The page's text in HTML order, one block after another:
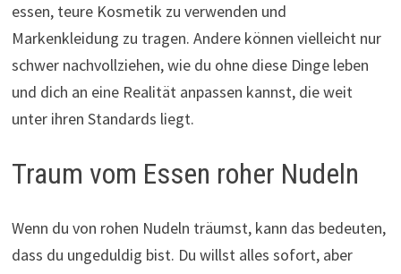
essen, teure Kosmetik zu verwenden und
Markenkleidung zu tragen. Andere können vielleicht nur
schwer nachvollziehen, wie du ohne diese Dinge leben
und dich an eine Realität anpassen kannst, die weit
unter ihren Standards liegt.
Traum vom Essen roher Nudeln
Wenn du von rohen Nudeln träumst, kann das bedeuten,
dass du ungeduldig bist. Du willst alles sofort, aber